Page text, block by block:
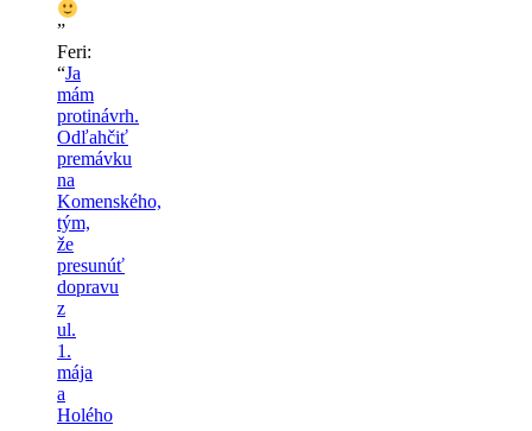
”
Feri:
“Ja
mám
protinávrh.
Odľahčiť
premávku
na
Komenského,
tým,
že
presunúť
dopravu
z
ul.
1.
mája
a
Holého